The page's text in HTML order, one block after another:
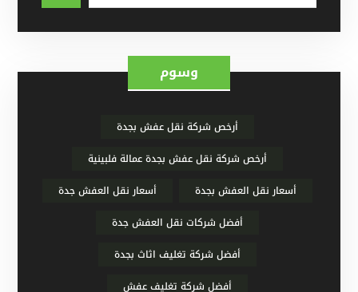
وسوم
أرخص شركة نقل عفش بجدة
أرخص شركة نقل عفش بجدة عمالة فلبينية
أسعار نقل العفش بجدة
أسعار نقل العفش جدة
أفضل شركات نقل العفش جدة
أفضل شركة تغليف اثاث بجدة
أفضل شركة تغليف عفش